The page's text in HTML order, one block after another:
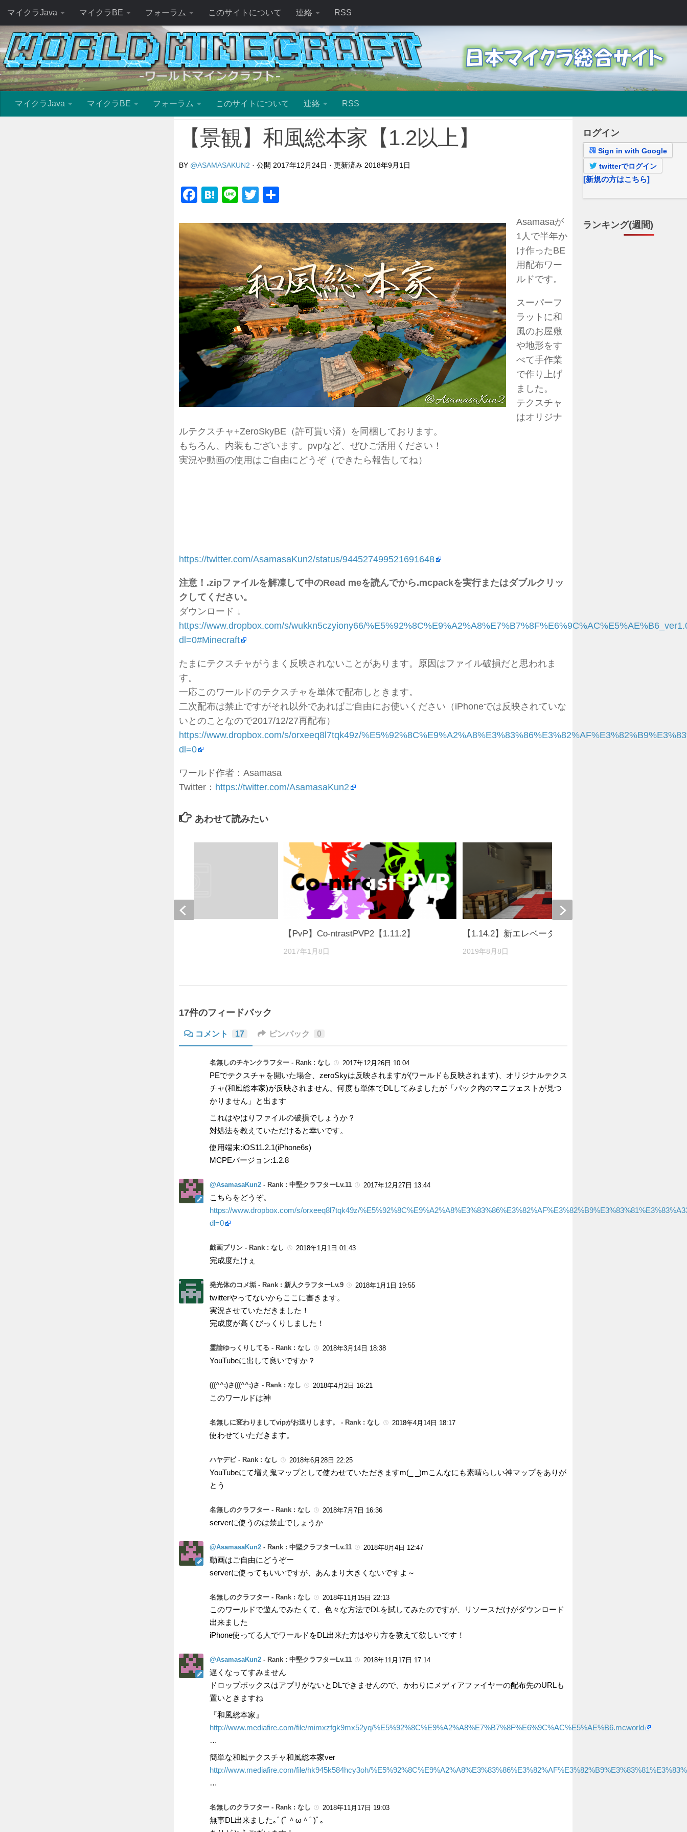
マイクラJava マイクラBE フォーラム このサイトについて 連絡 RSS
マイクラJava マイクラBE フォーラム このサイトについて 連絡 RSS
【景観】和風総本家【1.2以上】
BY @ASAMASAKUN2 · 公開 2017年12月24日 · 更新済み 2018年9月1日
Facebook
Hatena
LineTwitter
Asamasaが
1人で半年か
け作ったBE
用配布ワー
ルドです。
スーパーフ
ラットに和
風のお屋敷
や地形をす
べて手作業
で作り上げ
ました。
テクスチャ
はオリジナ
ルテクスチャ+ZeroSkyBE（許可貰い済）を同梱しております。
もちろん、内装もございます。pvpなど、ぜひご活用ください！
実況や動画の使用はご自由にどうぞ（できたら報告してね）
https://twitter.com/AsamasaKun2/status/944527499521691648
注意！.zipファイルを解凍して中のRead meを読んでから.mcpackを実行またはダブルクリッ
クしてください。
ダウンロード ↓
https://www.dropbox.com/s/wukkn5czyiony66/
dl=0#Minecraft
たまにテクスチャがうまく反映されないことがあります。原因はファイル破損だと思われま
す。
一応このワールドのテクスチャを単体で配布しときます。
二次配布は禁止ですがそれ以外であればご自由にお使いください（iPhoneでは反映されていな
いとのことなので2017/12/27再配布）
https://www.dropbox.com/s/orxeeq8l7tqk49z/
dl=0
ワールド作者：Asamasa
Twitter： https://twitter.com/AsamasaKun2
あわせて読みたい
【PvP】Co-ntrastPVP2【1.11.2】
2017年1月8日
【1.14.2】新エレベーターからの脱出
2019年8月8日
17件のフィードバック
コメント 17 ピンバック 0
名無しのチキンクラフター - Rank : なし 2017年12月26日 10:04
PEでテクスチャを開いた場合、zeroSkyは反映されますが(ワールドも反映されます)、オリジナルテクス
チャ(和風総本家)が反映されません。何度も単体でDLしてみましたが「パック内のマニフェストが見つ
かりません」と出ます
これはやはりファイルの破損でしょうか？
対処法を教えていただけると幸いです。
使用端末:iOS11.2.1(iPhone6s)
MCPEバージョン:1.2.8
@AsamasaKun2 - Rank : 中堅クラフターLv.11 2017年12月27日 13:44
こちらをどうぞ。
https://www.dropbox.com/s/orxeeq8l7tqk49z/
dl=0
戯画プリン - Rank : なし 2018年1月1日 01:43
完成度たけぇ
発光体のコメ垢 - Rank : 新人クラフターLv.9 2018年1月1日 19:55
twitterやってないからここに書きます。
実況させていただきました！
完成度が高くびっくりしました！
霊諭ゆっくりしてる - Rank : なし 2018年3月14日 18:38
YouTubeに出して良いですか？
(((^^;)さ(((^^;)さ - Rank : なし 2018年4月2日 16:21
このワールドは神
名無しに変わりましてvipがお送りします。 - Rank : なし 2018年4月14日 18:17
使わせていただきます。
ハヤデビ - Rank : なし 2018年6月28日 22:25
YouTubeにて増え鬼マップとして使わせていただきますm(_ _)mこんなにも素晴らしい神マップをありが
とう
名無しのクラフター - Rank : なし 2018年7月7日 16:36
serverに使うのは禁止でしょうか
@AsamasaKun2 - Rank : 中堅クラフターLv.11 2018年8月4日 12:47
動画はご自由にどうぞー
serverに使ってもいいですが、あんまり大きくないですよ～
名無しのクラフター - Rank : なし 2018年11月15日 22:13
このワールドで遊んでみたくて、色々な方法でDLを試してみたのですが、リソースだけがダウンロード
出来ました
iPhone使ってる人でワールドをDL出来た方はやり方を教えて欲しいです！
@AsamasaKun2 - Rank : 中堅クラフターLv.11 2018年11月17日 17:14
遅くなってすみません
ドロップボックスはアプリがないとDLできませんので、かわりにメディアファイヤーの配布先のURLも
置いときますね
『和風総本家』
http://www.mediafire.com/file/mimxzfgk9mx52yq/%E5%92%8C%E9%A2%A8%E7%B7%8F%E6%9C%AC%E5%AE%B6.mcworld
…
簡単な和風テクスチャ和風総本家ver
http://www.mediafire.com/file/hk945k584hcy3oh/
…
名無しのクラフター - Rank : なし 2018年11月17日 19:03
無事DL出来ました｡ﾟ(ﾟ＾ω＾ﾟ)ﾟ｡
ログイン
Sign in with Google
twitterでログイン
[新規の方はこちら]
ランキング(週間)